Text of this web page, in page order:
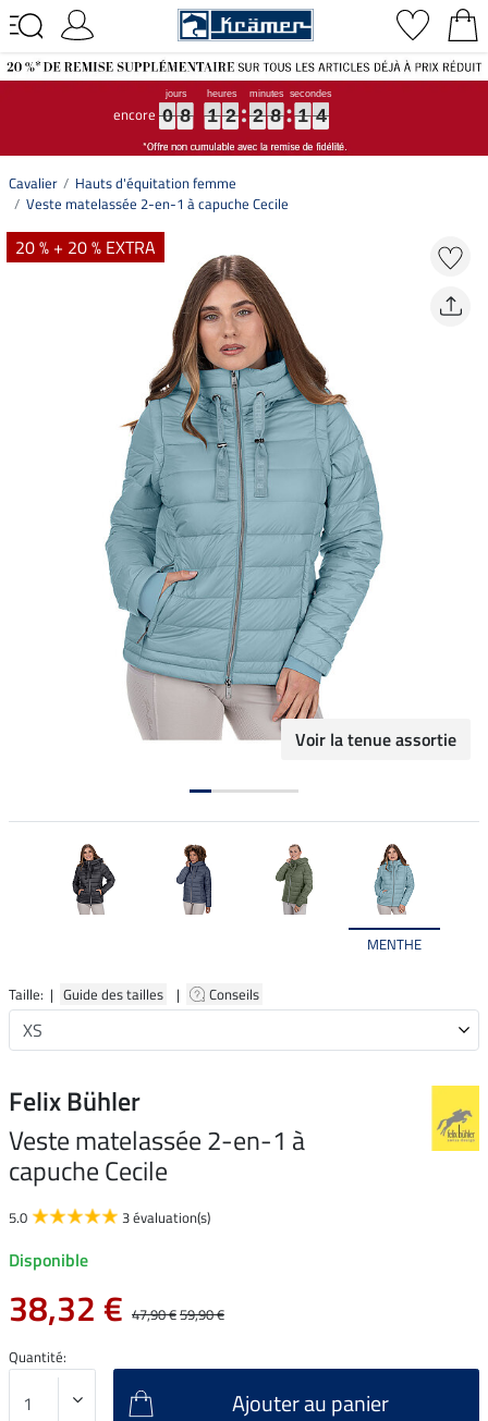
encore 0
0
0
0 8
8
8
8 1
1
1
1 2
2
2
2 2
2
2
2 8
8
8
8 1
1
1
1 3
4
3
4
Cavalier
Hauts d'équitation femme
Veste matelassée 2-en-1 à capuche Cecile
Voir la tenue assortie
20 % + 20 % EXTRA
MENTHE
Taille: | Guide des tailles | Conseils
Felix Bühler
Veste matelassée 2-en-1 à
capuche Cecile
5.0 3 évaluation(s)
Disponible
38,32 € 47,90 €59,90 €
Quantité:
Ajouter au panier